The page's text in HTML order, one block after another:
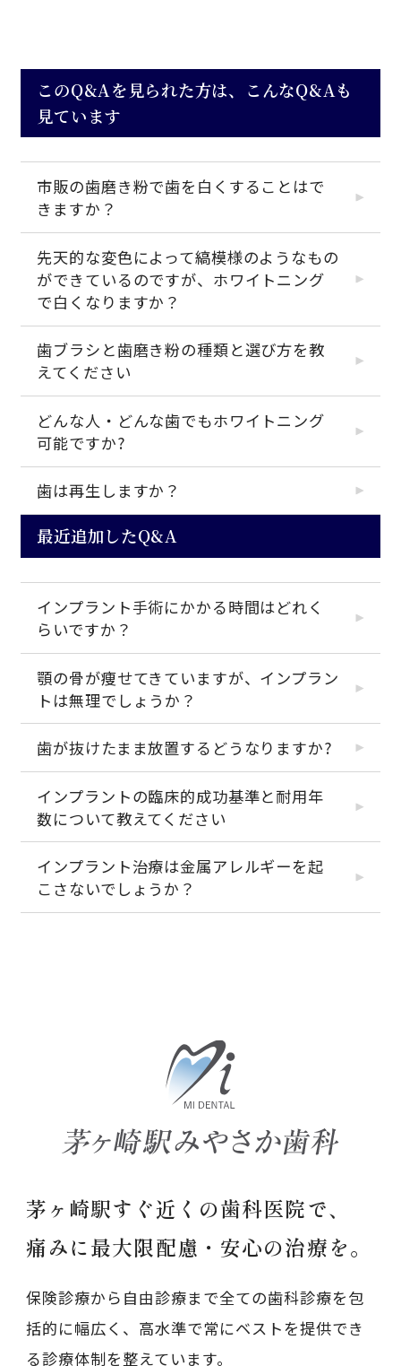
このQ&Aを見られた方は、こんなQ&Aも
見ています
市販の歯磨き粉で歯を白くすることはで
きますか？
先天的な変色によって縞模様のようなもの
ができているのですが、ホワイトニング
で白くなりますか？
歯ブラシと歯磨き粉の種類と選び方を教
えてください
どんな人・どんな歯でもホワイトニング
可能ですか?
歯は再生しますか？
最近追加したQ&A
インプラント手術にかかる時間はどれく
らいですか？
顎の骨が痩せてきていますが、インプラン
トは無理でしょうか？
歯が抜けたまま放置するどうなりますか?
インプラントの臨床的成功基準と耐用年
数について教えてください
インプラント治療は金属アレルギーを起
こさないでしょうか？
茅ヶ崎駅すぐ近くの歯科医院で、
痛みに最大限配慮・安心の治療を。
保険診療から自由診療まで全ての歯科診療を包
括的に幅広く、高水準で常にベストを提供でき
る診療体制を整えています。